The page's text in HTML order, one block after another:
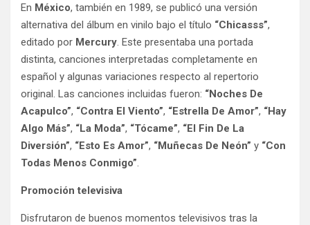
En México, también en 1989, se publicó una versión
alternativa del álbum en vinilo bajo el título “Chicasss”,
editado por Mercury. Este presentaba una portada
distinta, canciones interpretadas completamente en
español y algunas variaciones respecto al repertorio
original. Las canciones incluidas fueron: “Noches De
Acapulco”, “Contra El Viento”, “Estrella De Amor”, “Hay
Algo Más”, “La Moda”, “Tócame”, “El Fin De La
Diversión”, “Esto Es Amor”, “Muñecas De Neón” y “Con
Todas Menos Conmigo”.
Promoción televisiva
Disfrutaron de buenos momentos televisivos tras la